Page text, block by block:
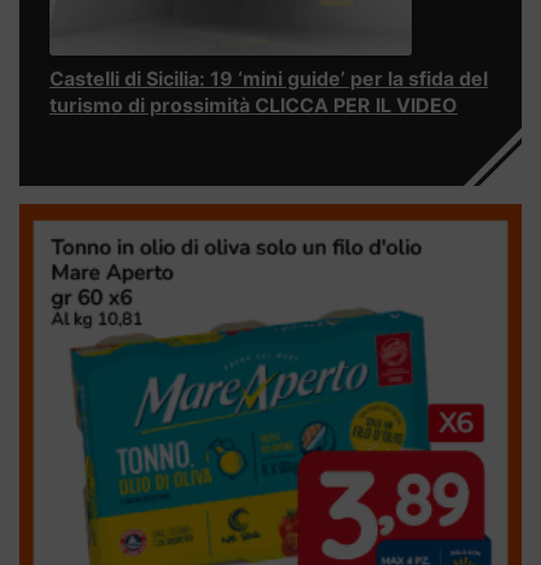
Castelli di Sicilia: 19 ‘mini guide’ per la sfida del
turismo di prossimità CLICCA PER IL VIDEO